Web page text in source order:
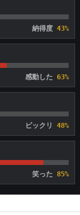
納得度 43%
感動した 63%
ビックリ 48%
笑った 85%